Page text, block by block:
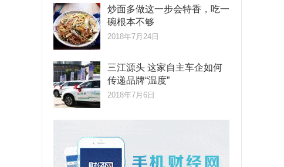
炒面多做这一步会特香，吃一
碗根本不够
2018年7月24日
三江源头 这家自主车企如何
传递品牌“温度”
2018年7月6日